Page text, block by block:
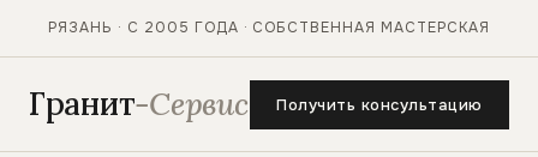
РЯЗАНЬ · С 2005 ГОДА · СОБСТВЕННАЯ МАСТЕРСКАЯ
Гранит-Сервис Получить консультацию